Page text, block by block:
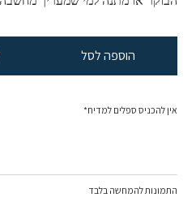
הוספה לסל
אין להכניס ספלים למדיח*
התמונות להמחשה בלבד